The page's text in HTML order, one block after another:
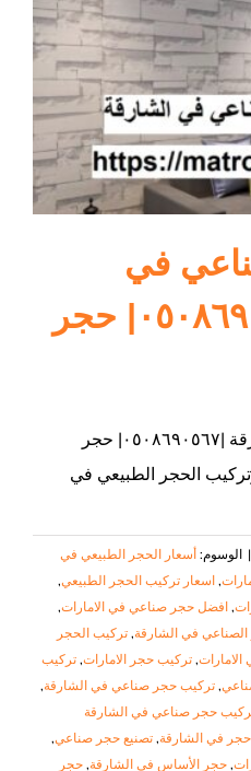
في
الشارقة |٠٥٠٨٦٩٠٥٦٧| حجر
تركيب حجر صناعي في الشارقة |٠٥٠٨٦٩٠٥٦٧| حجر
الحجر الطبيعي في
| الوسوم: أسعار الحجر الطبيعي في
, اسعار تركيب الحجر الطبيعي,
, افضل حجر صناعي في الامارات,
في الشارقة, تركيب الحجر
, تركيب حجر الامارات, تركيب
, تركيب حجر صناعي في الشارقة,
حجر صناعي في الشارقة
في الشارقة, تصنيع حجر صناعي,
, حجر الأساس في الشارقة, حجر